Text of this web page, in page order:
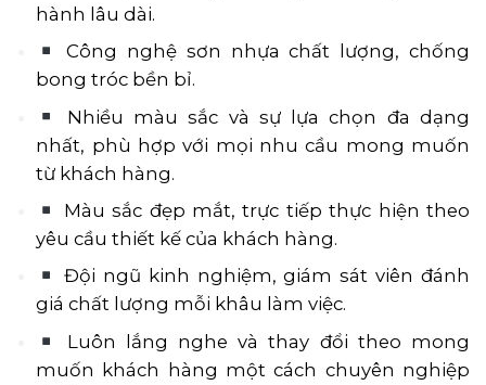
hành lâu dài.
Công nghệ sơn nhựa chất lượng, chống
bong tróc bền bỉ.
Nhiều màu sắc và sự lựa chọn đa dạng
nhất, phù hợp với mọi nhu cầu mong muốn
từ khách hàng.
Màu sắc đẹp mắt, trực tiếp thực hiện theo
yêu cầu thiết kế của khách hàng.
Đội ngũ kinh nghiệm, giám sát viên đánh
giá chất lượng mỗi khâu làm việc.
Luôn lắng nghe và thay đổi theo mong
muốn khách hàng một cách chuyên nghiệp